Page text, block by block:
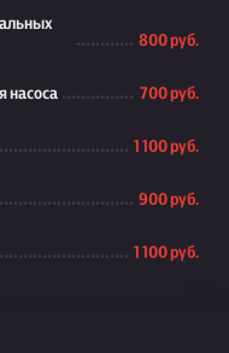
800 руб.
насоса 700 руб.
1 100 руб.
900 руб.
1 100 руб.